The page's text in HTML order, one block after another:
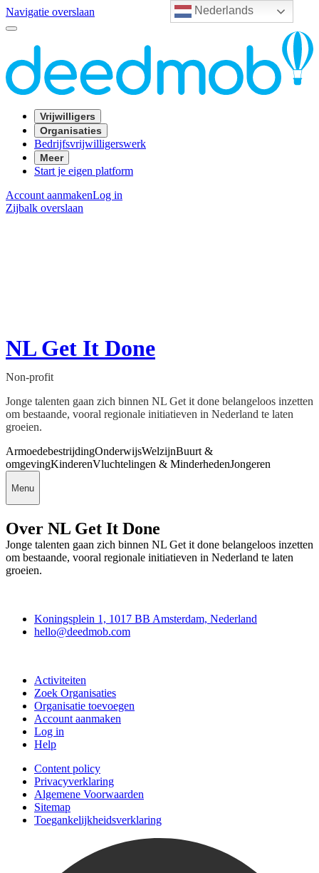
Nederlands
Navigatie overslaan
Vrijwilligers
Organisaties
Bedrijfsvrijwilligerswerk
Meer
Start je eigen platform
Account aanmakenLog in
Zijbalk overslaan
NL Get It Done
Non-profit
Jonge talenten gaan zich binnen NL Get it done belangeloos inzetten
om bestaande, vooral regionale initiatieven in Nederland te laten
groeien.
ArmoedebestrijdingOnderwijsWelzijnBuurt &
omgevingKinderenVluchtelingen & MinderhedenJongeren
Menu
Over NL Get It Done
Jonge talenten gaan zich binnen NL Get it done belangeloos inzetten
om bestaande, vooral regionale initiatieven in Nederland te laten
groeien.
Koningsplein 1, 1017 BB Amsterdam, Nederland
hello@deedmob.com
Activiteiten
Zoek Organisaties
Organisatie toevoegen
Account aanmaken
Log in
Help
Content policy
Privacyverklaring
Algemene Voorwaarden
Sitemap
Toegankelijkheidsverklaring